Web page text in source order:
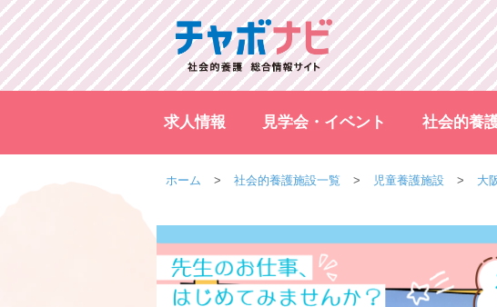
求人情報 見学会・イベント 社会的養
ホーム 社会的養護施設一覧 児童養護施設 大